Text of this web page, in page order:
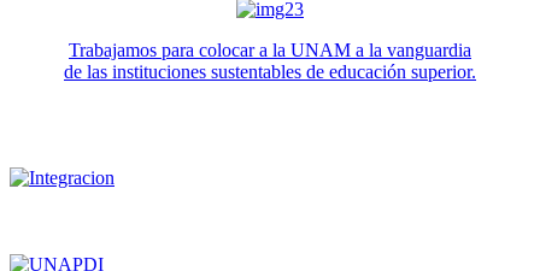
Trabajamos para colocar a la UNAM a la vanguardia
de las instituciones sustentables de educación superior.